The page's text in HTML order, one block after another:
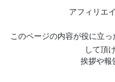
アフィリエ
このページの内容が役に立っ
して頂
挨拶や報